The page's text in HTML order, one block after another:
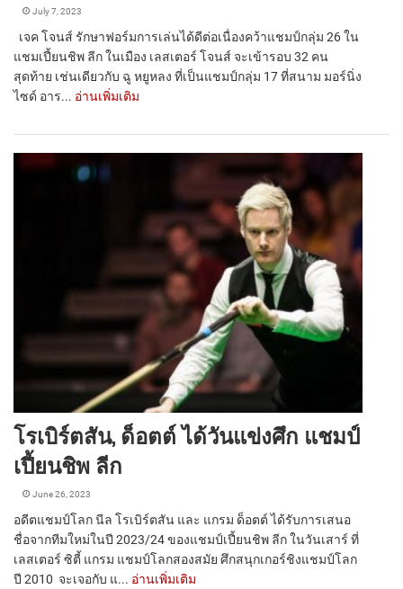
July 7, 2023
เจค โจนส์ รักษาฟอร์มการเล่นได้ดีต่อเนื่องคว้าแชมป์กลุ่ม 26 ใน
แชมเปี้ยนชิพ ลีก ในเมือง เลสเตอร์ โจนส์ จะเข้ารอบ 32 คน
สุดท้าย เช่นเดียวกับ ฉู หยูหลง ที่เป็นแชมป์กลุ่ม 17 ที่สนาม มอร์นิ่ง
ไซด์ อาร... อ่านเพิ่มเติม
โรเบิร์ตสัน, ด็อตต์ ได้วันแข่งศึก แชมป์
เปี้ยนชิพ ลีก
June 26, 2023
อดีตแชมป์โลก นีล โรเบิร์ตสัน และ แกรม ด็อตต์ ได้รับการเสนอ
ชื่อจากทีมใหม่ในปี 2023/24 ของแชมป์เปี้ยนชิพ ลีก ในวันเสาร์ ที่
เลสเตอร์ ซิตี้ แกรม แชมป์โลกสองสมัย ศึกสนุกเกอร์ชิงแชมป์โลก
ปี 2010 จะเจอกับ แ... อ่านเพิ่มเติม